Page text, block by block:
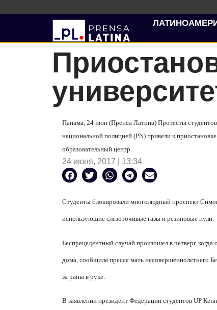
Панама, 24 июн (Пренса Латина) Протесты
национальной полицией (PN) привели к
образовательный центр.
24 июня, 2017 | 13:34
Студенты блокировали многолюдный проспект
использующие слезоточивые газы и резиновые пули.
Беспрецедентный случай произошел в четверг,
дома, сообщила прессе мать несовершеннолетнего
за раны в руке.
В заявлении президент Федерации студентов UP